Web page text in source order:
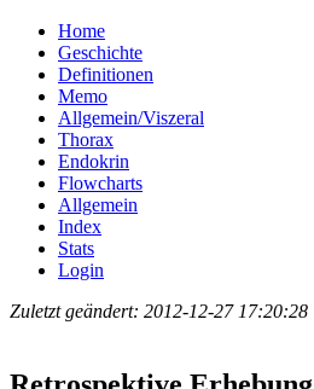
Home
Geschichte
Definitionen
Memo
Allgemein/Viszeral
Thorax
Endokrin
Flowcharts
Allgemein
Index
Stats
Login
Zuletzt geändert: 2012-12-27 17:20:28